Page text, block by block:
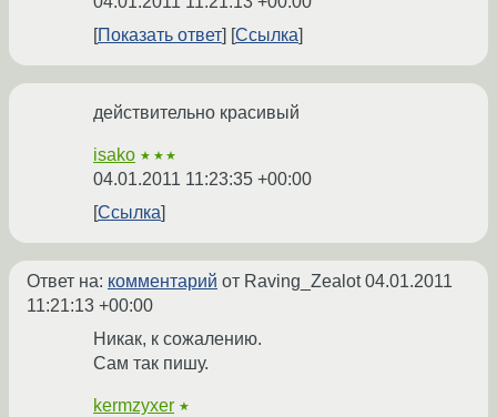
Показать ответ
Ссылка
действительно красивый
isako ★★★
04.01.2011 11:23:35 +00:00
Ссылка
Ответ на: комментарий от Raving_Zealot04.01.2011
11:21:13 +00:00
Никак, к сожалению.
Сам так пишу.
kermzyxer ★